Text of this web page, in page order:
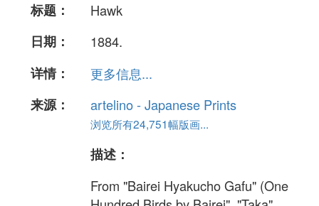
标题：
Hawk
日期：
1884.
详情：
更多信息...
来源：
artelino - Japanese Prints
浏览所有24,751幅版画...
描述：
From "Bairei Hyakucho Gafu" (One